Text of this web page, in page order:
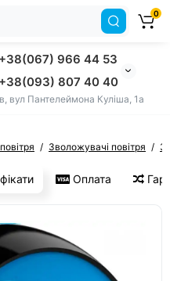
966 44 53
807 40 40
вул Пантелеймона Куліша, 1а
0
Зволожувачі повітря
Оплата